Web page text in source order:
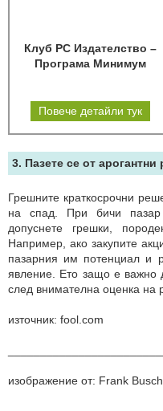
Клуб РС Издателство –
Програма Минимум
Повече детайли тук
3. Пазете се от
Грешните краткосрочни
на спад. При бичи
допуснете грешки,
Например, ако закупите
пазарния им потенциал и
явление. Ето защо е
след внимателна оценка на
източник: fool.com
изображение от: Frank